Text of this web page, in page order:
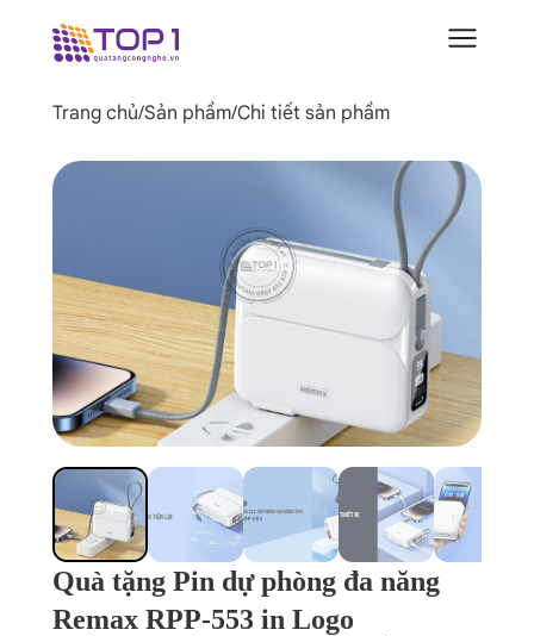
Trang chủ/Sản phẩm/Chi tiết sản phẩm
Quà tặng Pin dự phòng đa năng
Remax RPP-553 in Logo